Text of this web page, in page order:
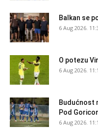
Balkan se
6 Aug 2026.
O potezu
6 Aug 2026.
Budućnost
Pod
6 Aug 2026.